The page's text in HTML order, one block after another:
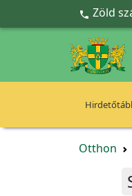
Ugrás a fő tartalomra
 Zöld
Otthon